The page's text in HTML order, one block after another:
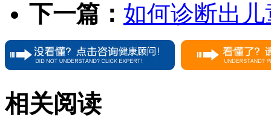
下一篇： 如何诊断出
相关阅读